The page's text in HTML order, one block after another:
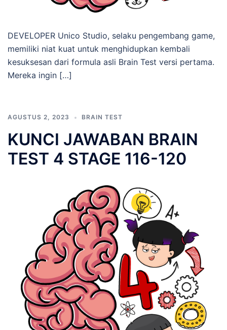
DEVELOPER Unico Studio, selaku pengembang game,
memiliki niat kuat untuk menghidupkan kembali
kesuksesan dari formula asli Brain Test versi pertama.
Mereka ingin […]
AGUSTUS 2, 2023 BRAIN TEST
KUNCI JAWABAN BRAIN
TEST 4 STAGE 116-120